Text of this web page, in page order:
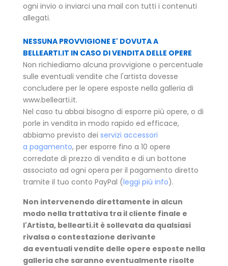
ogni invio o inviarci una mail con tutti i contenuti
allegati.
NESSUNA PROVVIGIONE E' DOVUTA A
BELLEARTI.IT IN CASO DI VENDITA DELLE OPERE
Non richiediamo alcuna provvigione o percentuale
sulle eventuali vendite che l'artista dovesse
concludere per le opere esposte nella galleria di
www.bellearti.it.
Nel caso tu abbai bisogno di esporre più opere, o di
porle in vendita in modo rapido ed efficace,
abbiamo previsto dei servizi accessori
a pagamento, per esporre fino a 10 opere
corredate di prezzo di vendita e di un bottone
associato ad ogni opera per il pagamento diretto
tramite il tuo conto PayPal (leggi più info).
Non intervenendo direttamente in alcun
modo nella trattativa tra il cliente finale e
l'Artista, bellearti.it è sollevata da qualsiasi
rivalsa o contestazione derivante
da eventuali vendite delle opere esposte nella
galleria che saranno eventualmente risolte